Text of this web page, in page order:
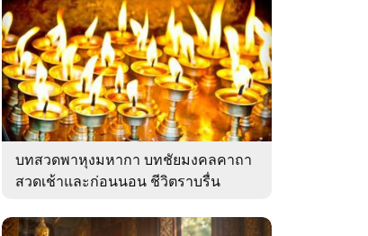
บทสวดพาหุงมหากา บทชัยมงคลคาถา
สวดเช้าและก่อนนอน ชีวิตราบรื่น